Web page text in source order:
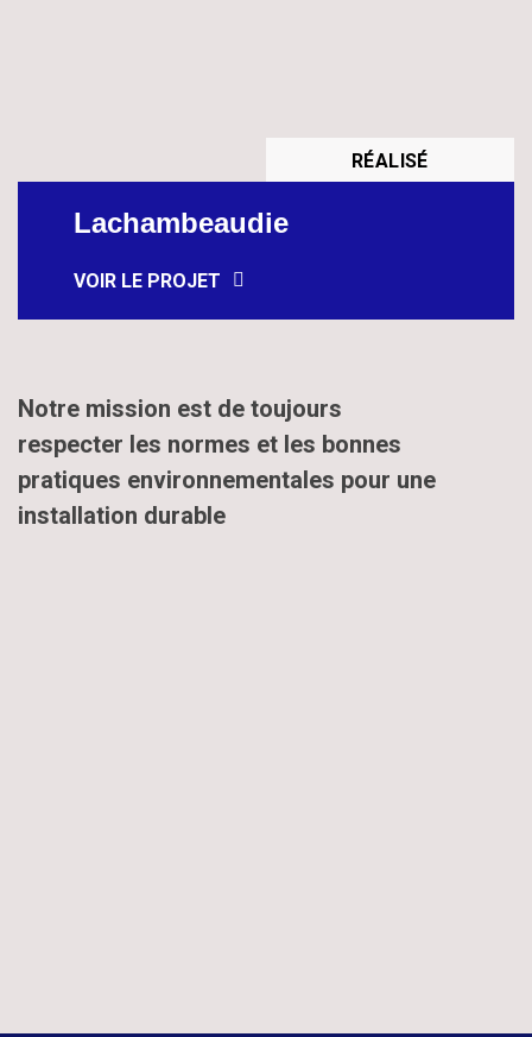
RÉALISÉ
Lachambeaudie
VOIR LE PROJET
Notre mission est de toujours
respecter les normes et les bonnes
pratiques environnementales pour une
installation durable